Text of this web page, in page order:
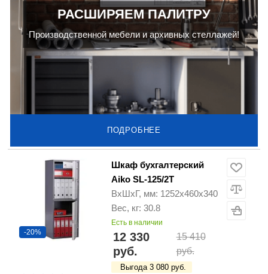
РАСШИРЯЕМ ПАЛИТРУ
Производственной мебели и архивных стеллажей!
ПОДРОБНЕЕ
-20%
Шкаф бухгалтерский
Aiko SL-125/2T
ВхШхГ, мм: 1252х460х340
Вес, кг: 30.8
Есть в наличии
12 330
руб.
15 410
руб.
Выгода 3 080 руб.